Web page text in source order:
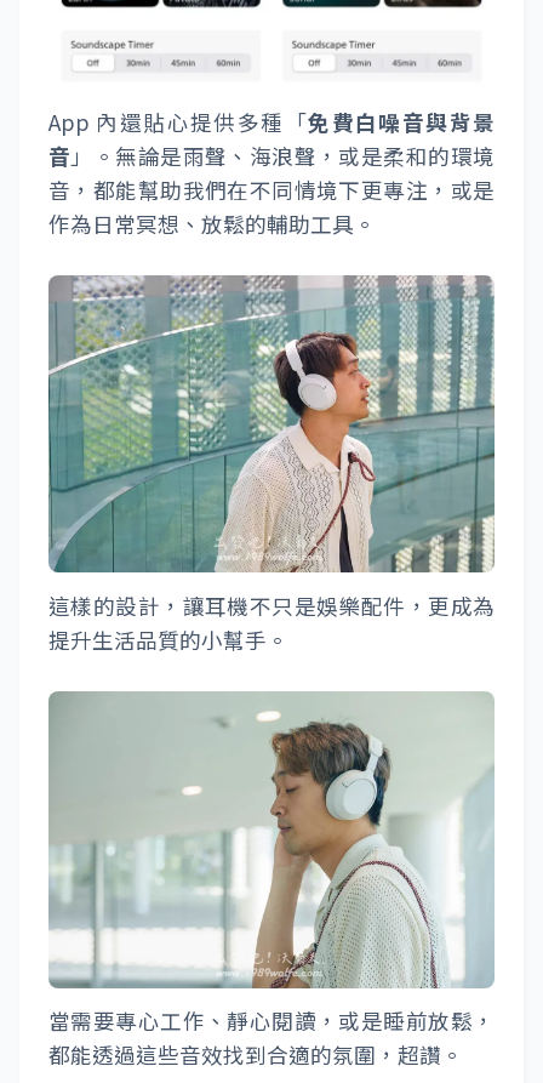
App 內還貼心提供多種「免費白噪音與背景
音 」。無論是雨聲、海浪聲，或是柔和的環境
音，都能幫助我們在不同情境下更專注，或是
作為日常冥想、放鬆的輔助工具。
這樣的設計，讓耳機不只是娛樂配件，更成為
提升生活品質的小幫手。
當需要專心工作、靜心閱讀，或是睡前放鬆，
都能透過這些音效找到合適的氛圍，超讚。